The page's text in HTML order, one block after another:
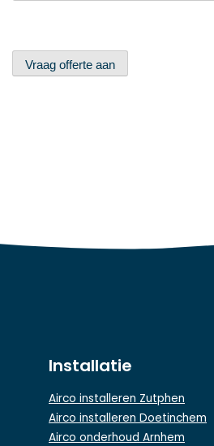
Vraag offerte aan
Installatie
Airco installeren Zutphen
Airco installeren Doetinchem
Airco onderhoud Arnhem